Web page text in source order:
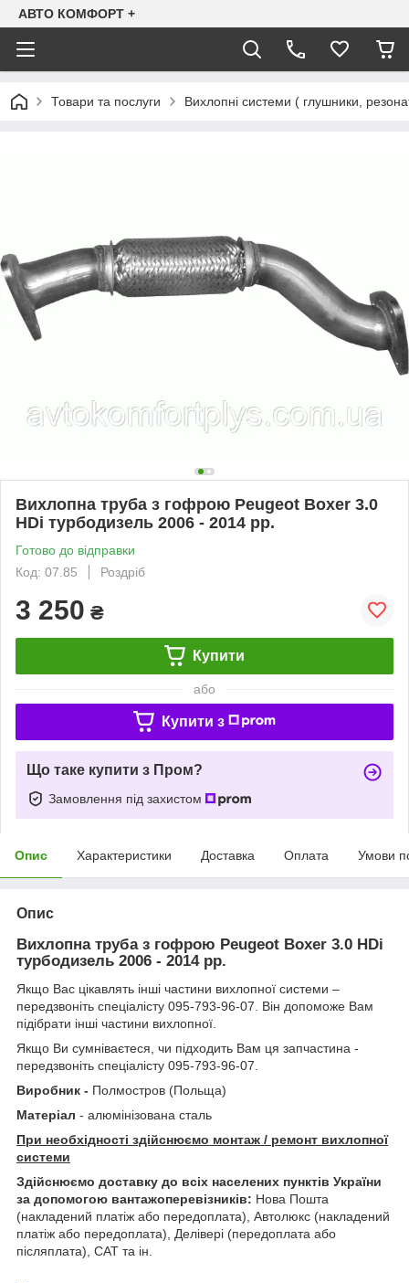
АВТО КОМФОРТ +
Товари та послуги Вихлопні системи ( глушники,
Вихлопна труба з гофрою Peugeot Boxer 3.0
HDi турбодизель 2006 - 2014 рр.
Готово до відправки
Код: 07.85
Роздріб
3 250 ₴
Купити
або
Купити з
Що таке купити з Пром?
Замовлення під захистом
Опис Характеристики Доставка Оплата Умови
Опис
Вихлопна труба з гофрою Peugeot Boxer 3.0 HDi
турбодизель 2006 - 2014 рр.
Якщо Вас цікавлять інші частини вихлопної системи –
передзвоніть спеціалісту 095-793-96-07. Він допоможе Вам
підібрати інші частини вихлопної.
Якщо Ви сумніваєтеся, чи підходить Вам ця запчастина -
передзвоніть спеціалісту 095-793-96-07.
Виробник - Полмостров (Польща)
Матеріал - алюмінізована сталь
При необхідності здійснюємо монтаж / ремонт вихлопної
системи
Здійснюємо доставку до всіх населених пунктів України
за допомогою вантажоперевізників: Нова Пошта
(накладений платіж або передоплата), Автолюкс (накладений
платіж або передоплата), Делівері (передоплата або
післяплата), САТ та ін.